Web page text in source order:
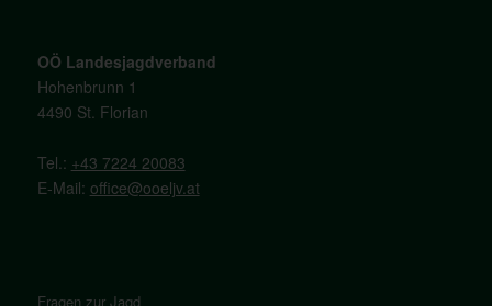
OÖ Landesjagdverband
Hohenbrunn 1
4490 St. Florian
Tel.: +43 7224 20083
E-Mail: office@ooeljv.at
Fragen zur Jagd